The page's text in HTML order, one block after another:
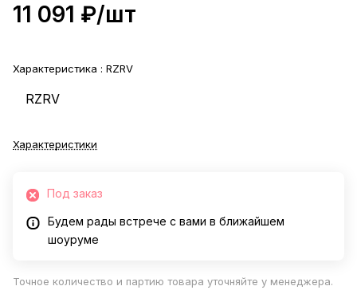
11 091 ₽/шт
Характеристика : RZRV
RZRV
Характеристики
Под заказ
Будем рады встрече с вами в ближайшем
шоуруме
Точное количество и партию товара уточняйте у менеджера.